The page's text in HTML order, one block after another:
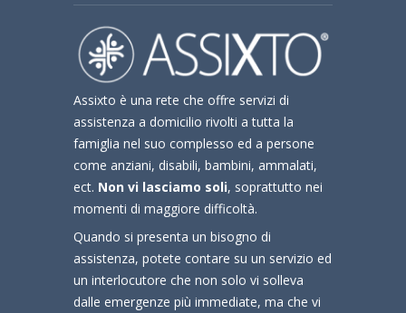
Assixto è una rete che offre servizi di
assistenza a domicilio rivolti a tutta la
famiglia nel suo complesso ed a persone
come anziani, disabili, bambini, ammalati,
ect. Non vi lasciamo soli, soprattutto nei
momenti di maggiore difficoltà.
Quando si presenta un bisogno di
assistenza, potete contare su un servizio ed
un interlocutore che non solo vi solleva
dalle emergenze più immediate, ma che vi